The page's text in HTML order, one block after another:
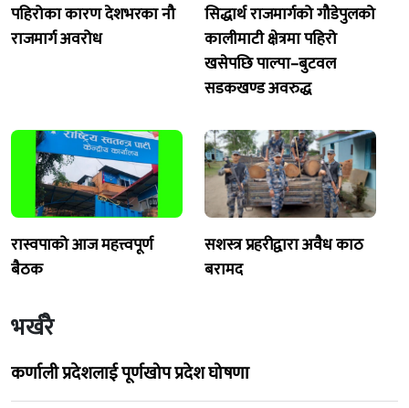
पहिरोका कारण देशभरका नौ
राजमार्ग अवरोध
सिद्धार्थ राजमार्गको गौडेपुलको
कालीमाटी क्षेत्रमा पहिरो
खसेपछि पाल्पा–बुटवल
सडकखण्ड अवरुद्ध
रास्वपाको आज महत्त्वपूर्ण
बैठक
सशस्त्र प्रहरीद्वारा अवैध काठ
बरामद
भर्खरै
कर्णाली प्रदेशलाई पूर्णखोप प्रदेश घोषणा